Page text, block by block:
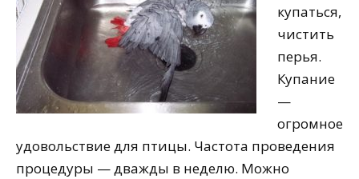
купаться,
чистить
перья.
Купание
—
огромное
удовольствие для птицы. Частота проведения
процедуры — дважды в неделю. Можно